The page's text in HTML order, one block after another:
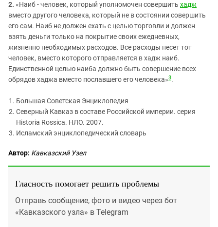
2. «Наиб - человек, который уполномочен совершить хадж
вместо другого человека, который не в состоянии совершить
его сам. Наиб не должен ехать с целью торговли и должен
взять деньги только на покрытие своих ежедневных,
жизненно необходимых расходов. Все расходы несет тот
человек, вместо которого отправляется в хадж наиб.
Единственной целью наиба должно быть совершение всех
обрядов хаджа вместо пославшего его человека»3.
Большая Советская Энциклопедия
Северный Кавказ в составе Российской империи. серия
Historia Rossica. НЛО. 2007.
Исламский энциклопедический словарь
Автор: Кавказский Узел
Гласность помогает решить проблемы
Отправь сообщение, фото и видео через бот
«Кавказского узла» в Telegram